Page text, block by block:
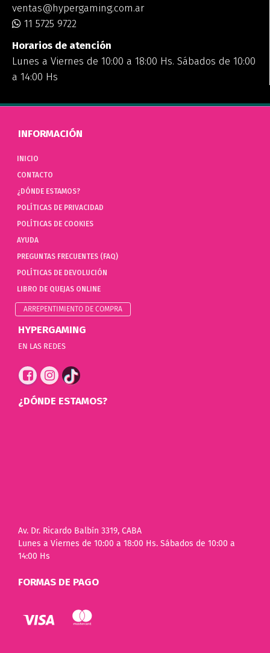
ventas@hypergaming.com.ar
11 5725 9722
Horarios de atención
Lunes a Viernes de 10:00 a 18:00 Hs. Sábados de 10:00
a 14:00 Hs
INFORMACIÓN
INICIO
CONTACTO
¿DÓNDE ESTAMOS?
POLÍTICAS DE PRIVACIDAD
POLÍTICAS DE COOKIES
AYUDA
PREGUNTAS FRECUENTES (FAQ)
POLÍTICAS DE DEVOLUCIÓN
LIBRO DE QUEJAS ONLINE
ARREPENTIMIENTO DE COMPRA
HYPERGAMING
EN LAS REDES
¿DÓNDE ESTAMOS?
Av. Dr. Ricardo Balbín 3319, CABA
Lunes a Viernes de 10:00 a 18:00 Hs. Sábados de 10:00 a
14:00 Hs
FORMAS DE PAGO